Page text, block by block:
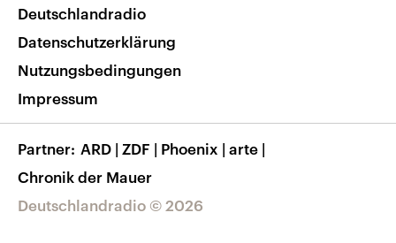
Nachrichten App
Frequenzen
Veranstaltungen
Musikliste
RSS
Barrierefreiheit
Deutschlandradio © 2026
Deutschlandradio
Datenschutzerklärung
Nutzungsbedingungen
Impressum
Partner ARD | ZDF | Phoenix | arte |
Chronik der Mauer